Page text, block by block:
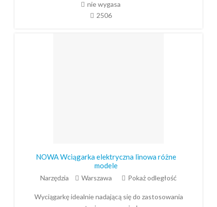
nie wygasa
2506
NOWA Wciągarka elektryczna linowa różne
modele
Narzędzia Warszawa Pokaż odległość
Wyciągarkę idealnie nadającą się do zastosowania